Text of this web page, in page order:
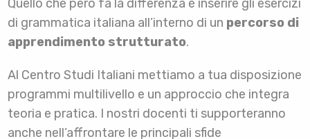
Quello che però fa la differenza è inserire gli esercizi
di grammatica italiana all’interno di un percorso di
apprendimento strutturato.
Al Centro Studi Italiani mettiamo a tua disposizione
programmi multilivello e un approccio che integra
teoria e pratica. I nostri docenti ti supporteranno
anche nell’affrontare le principali sfide